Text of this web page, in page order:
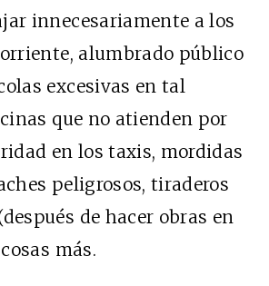
innecesariamente a los
alumbrado público
excesivas en tal
que no atienden por
en los taxis, mordidas
peligrosos, tiraderos
de hacer obras en
más.